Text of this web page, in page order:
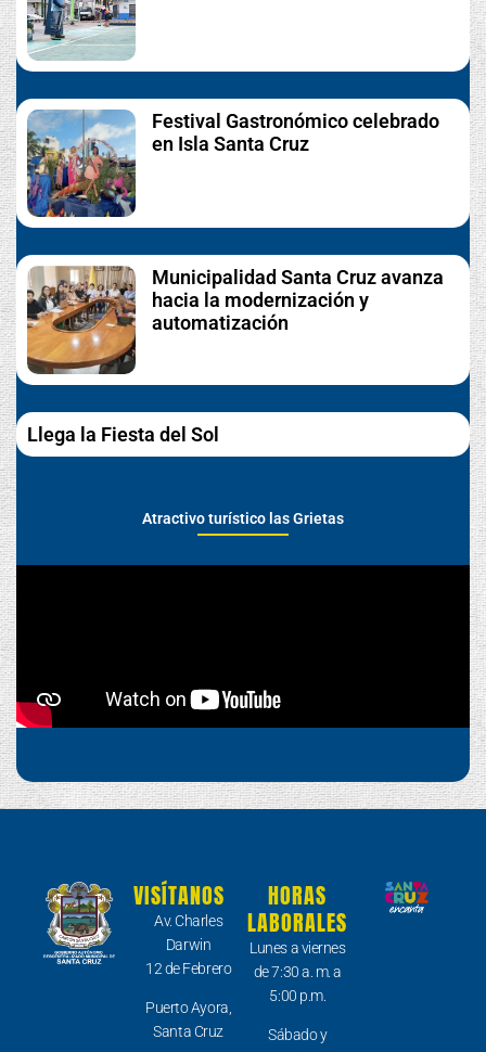
Festival Gastronómico celebrado
en Isla Santa Cruz
Municipalidad Santa Cruz avanza
hacia la modernización y
automatización
Llega la Fiesta del Sol
Atractivo turístico las Grietas
VISÍTANOS
Av. Charles
Darwin
12 de Febrero
Puerto Ayora,
Santa Cruz
HORAS
LABORALES
Lunes a viernes
de 7:30 a. m. a
5:00 p.m.
Sábado y